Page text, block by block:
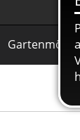
Gartenmöbel